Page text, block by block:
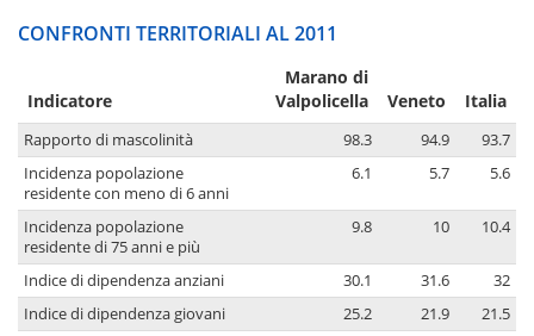
CONFRONTI TERRITORIALI AL 2011
Indicatore
Marano di
Valpolicella
Veneto Italia
Rapporto di mascolinità 98.3 94.9
93.7
Incidenza popolazione
residente con meno di 6 anni
6.1 5.7 5.6
Incidenza popolazione
residente di 75 anni e più
9.8 10 10.4
Indice di dipendenza anziani 30.1 31.6
32
Indice di dipendenza giovani
25.2 21.9
21.5